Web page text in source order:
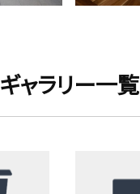
ギャラリー一覧